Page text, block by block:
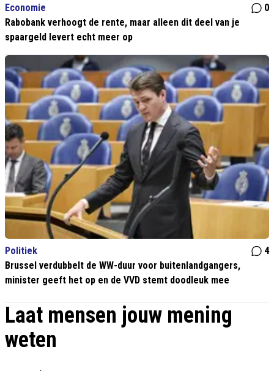
Economie
0
Rabobank verhoogt de rente, maar alleen dit deel van je
spaargeld levert echt meer op
Politiek
4
Brussel verdubbelt de WW-duur voor buitenlandgangers,
minister geeft het op en de VVD stemt doodleuk mee
Laat mensen jouw mening
weten